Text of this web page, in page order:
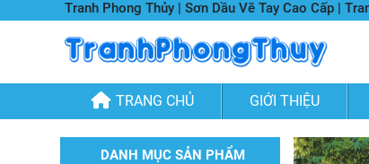
Tranh Phong Thủy | Sơn Dầu Vẽ Tay Cao Cấp |
TRANG CHỦ GIỚI THIỆU
DANH MỤC SẢN PHẨM